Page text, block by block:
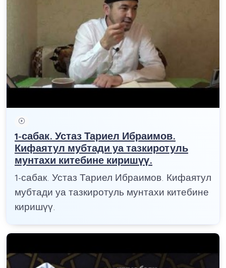
1-сабак. Устаз Тариел Ибраимов.
Кифаятул мубтади уа тазкиротуль
мунтахи китебине киришүү.
1-сабак. Устаз Тариел Ибраимов. Кифаятул
мубтади уа тазкиротуль мунтахи китебине
киришүү.